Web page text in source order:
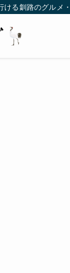
ける釧路のグルメ